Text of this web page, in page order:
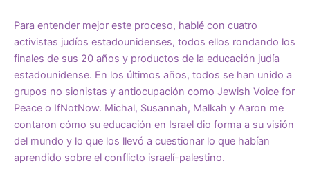
Para entender mejor este proceso, hablé con cuatro
activistas judíos estadounidenses, todos ellos rondando los
finales de sus 20 años y productos de la educación judía
estadounidense. En los últimos años, todos se han unido a
grupos no sionistas y antiocupación como Jewish Voice for
Peace o IfNotNow. Michal, Susannah, Malkah y Aaron me
contaron cómo su educación en Israel dio forma a su visión
del mundo y lo que los llevó a cuestionar lo que habían
aprendido sobre el conflicto israelí-palestino.